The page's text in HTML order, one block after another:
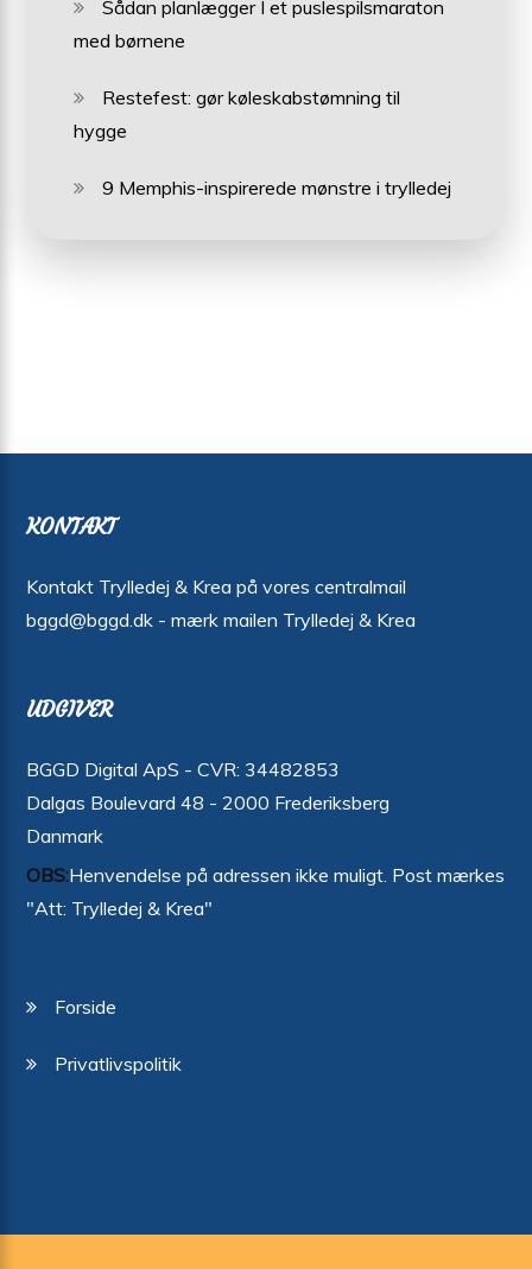
Sådan planlægger I et puslespilsmaraton
med børnene
Restefest: gør køleskabstømning til
hygge
9 Memphis-inspirerede mønstre i trylledej
KONTAKT
Kontakt Trylledej & Krea på vores centralmail
bggd@bggd.dk - mærk mailen Trylledej & Krea
UDGIVER
BGGD Digital ApS - CVR: 34482853
Dalgas Boulevard 48 - 2000 Frederiksberg
Danmark
OBS:Henvendelse på adressen ikke muligt. Post mærkes
"Att: Trylledej & Krea"
Forside
Privatlivspolitik